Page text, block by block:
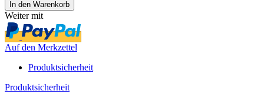
Weiter mit
Auf den Merkzettel
Produktsicherheit
Produktsicherheit